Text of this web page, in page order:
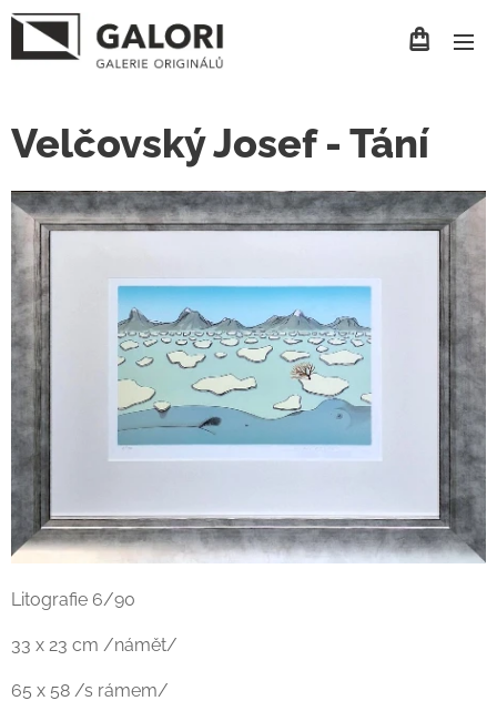
Velčovský Josef - Tání
Litografie 6/90
33 x 23 cm /námět/
65 x 58 /s rámem/